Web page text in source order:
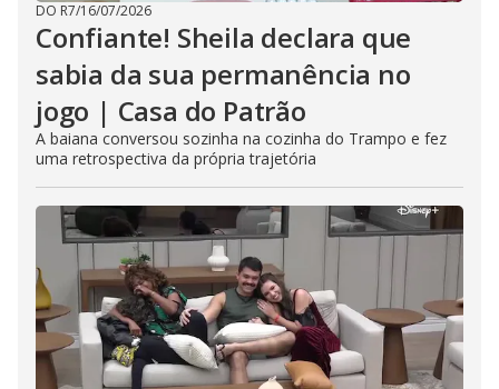
DO R7/16/07/2026
Confiante! Sheila declara que
sabia da sua permanência no
jogo | Casa do Patrão
A baiana conversou sozinha na cozinha do Trampo e fez
uma retrospectiva da própria trajetória